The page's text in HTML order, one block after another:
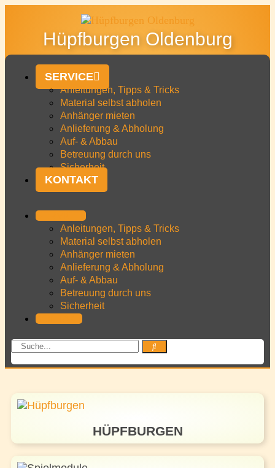
Hüpfburgen Oldenburg
SERVICE
Anleitungen, Tipps & Tricks
Material selbst abholen
Anhänger mieten
Anlieferung & Abholung
Auf- & Abbau
Betreuung durch uns
Sicherheit
KONTAKT
SERVICE
Anleitungen, Tipps & Tricks
Material selbst abholen
Anhänger mieten
Anlieferung & Abholung
Auf- & Abbau
Betreuung durch uns
Sicherheit
KONTAKT
HÜPFBURGEN